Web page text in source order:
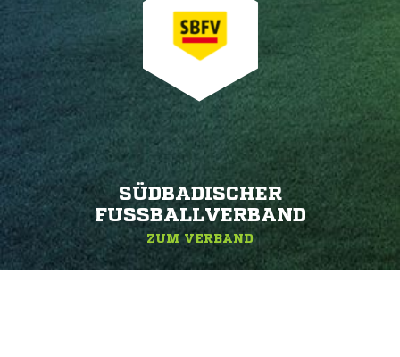
SÜDBADISCHER
FUSSBALLVERBAND
ZUM VERBAND